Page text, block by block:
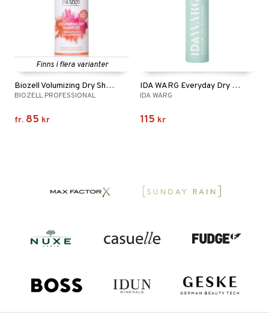
Finns i flera varianter
Biozell Volumizing Dry Shampoo
BIOZELL PROFESSIONAL
fr. 85 kr
IDA WARG Everyday Dry Shampoo
IDA WARG
115 kr